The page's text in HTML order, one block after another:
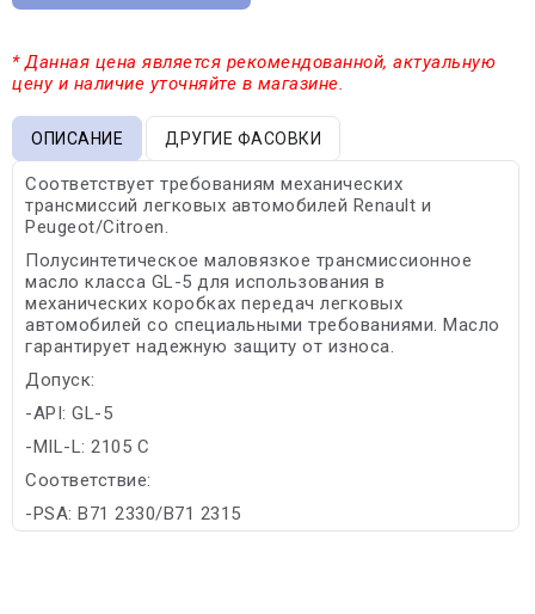
* Данная цена является рекомендованной, актуальную
цену и наличие уточняйте в магазине.
ОПИСАНИЕ ДРУГИЕ ФАСОВКИ
Соответствует требованиям механических
трансмиссий легковых автомобилей Renault и
Peugeot/Citroen.
Полусинтетическое маловязкое трансмиссионное
масло класса GL-5 для использования в
механических коробках передач легковых
автомобилей со специальными требованиями. Масло
гарантирует надежную защиту от износа.
Допуск:
-API: GL-5
-MIL-L: 2105 C
Соответствие:
-PSA: B71 2330/B71 2315